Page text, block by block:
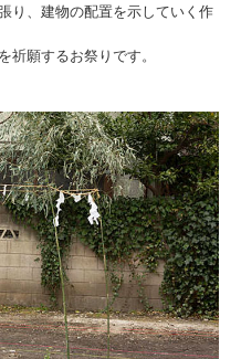
り、建物の配置を示していく作
祈願するお祭りです。